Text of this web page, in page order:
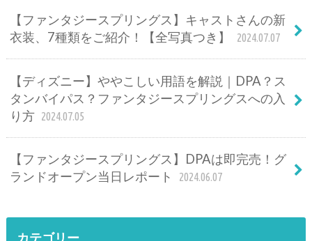
【ファンタジースプリングス】キャストさんの新
衣装、7種類をご紹介！【全写真つき】
2024.07.07
【ディズニー】ややこしい用語を解説｜DPA？ス
タンバイパス？ファンタジースプリングスへの入
り方 2024.07.05
【ファンタジースプリングス】DPAは即完売！グ
ランドオープン当日レポート
2024.06.07
カテゴリー